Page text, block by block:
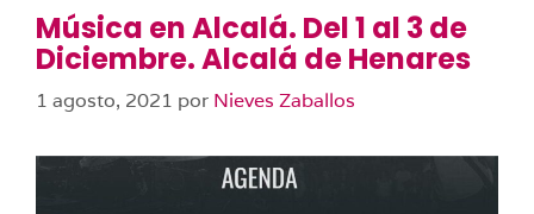
Música en Alcalá. Del 1 al 3 de
Diciembre. Alcalá de Henares
1 agosto, 2021 por Nieves Zaballos